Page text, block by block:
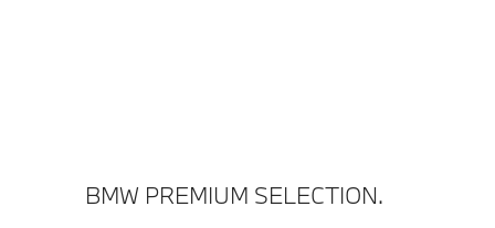
BMW PREMIUM SELECTION.